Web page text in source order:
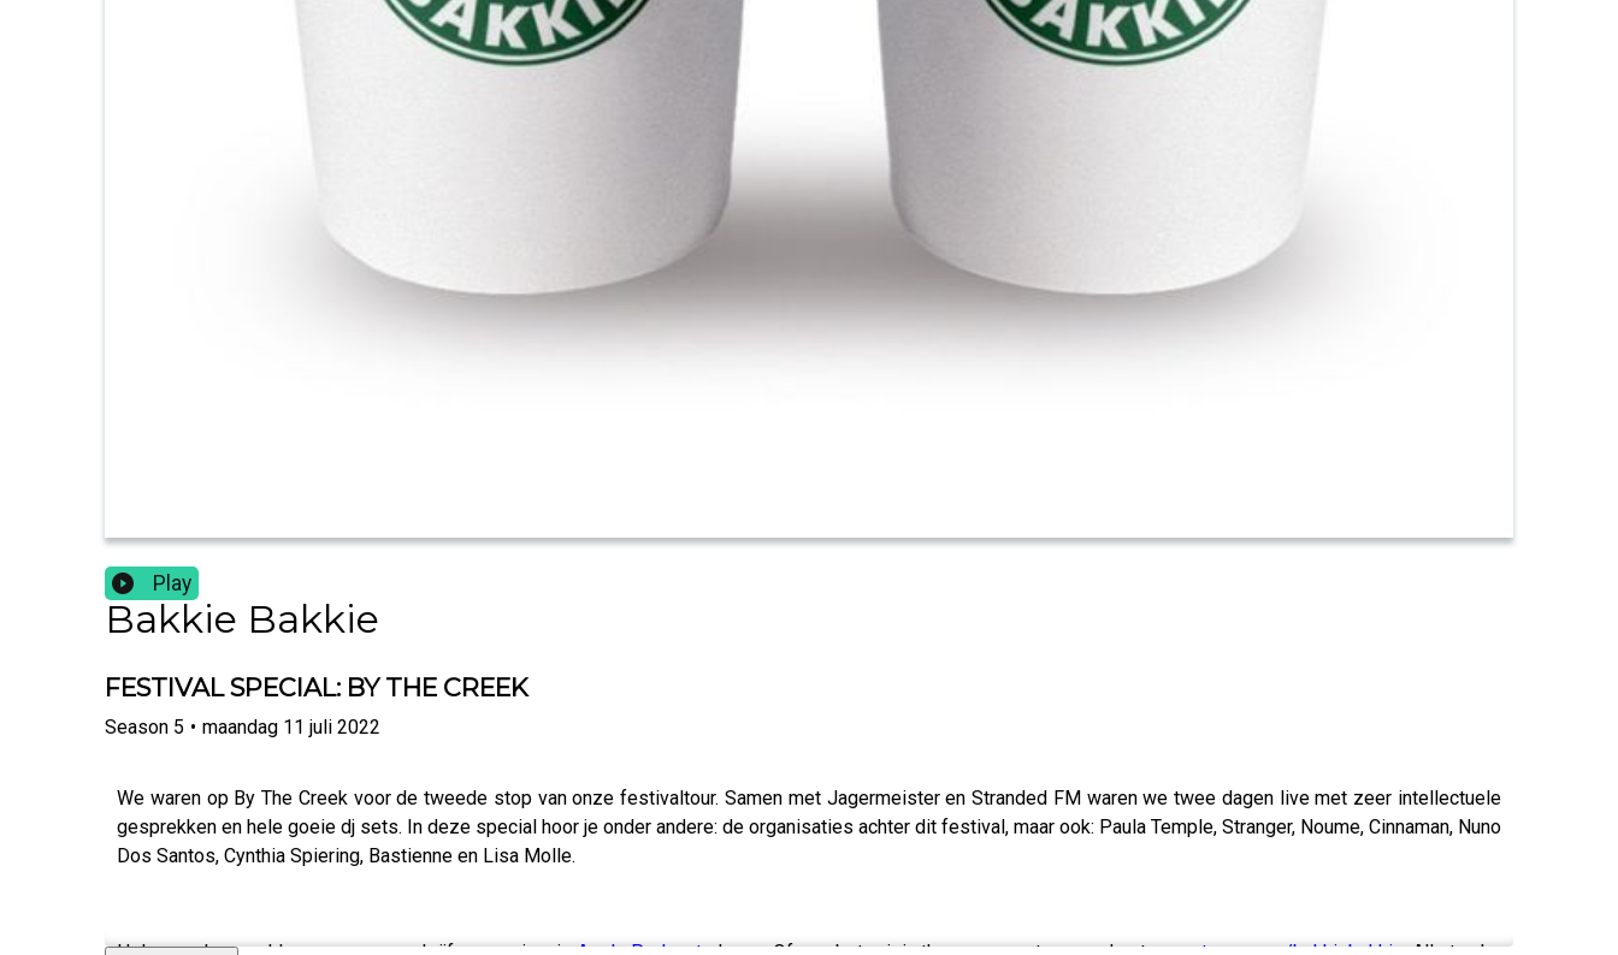
Play
Bakkie Bakkie
FESTIVAL SPECIAL: BY THE CREEK
Season 5 • maandag 11 juli 2022
We waren op By The Creek voor de tweede stop van onze festivaltour. Samen met Jagermeister en Stranded FM waren we twee dagen live met zeer intellectuele
gesprekken en hele goeie dj sets. In deze special hoor je onder andere: de organisaties achter dit festival, maar ook: Paula Temple, Stranger, Noume, Cinnaman, Nuno
Dos Santos, Cynthia Spiering, Bastienne en Lisa Molle.